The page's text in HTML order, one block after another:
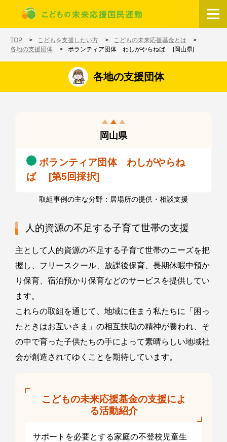
メインコンテンツに移動
TOP こどもを支援したい方
こどもの未来応援基金とは
各地の支援団体
ボランティア団体 わしがやらねば [岡山県]
各地の支援団体
岡山県
ボランティア団体 わしがやらね
ば [第5回採択]
取組事例の主な分野：居場所の提供・相談支援
人的資源の不足する子育て世帯の支援
主として人的資源の不足する子育て世帯のニーズを把
握し、フリースクール、放課後保育、長期休暇中預か
り保育、宿泊預かり保育などのサービスを提供してい
ます。
これらの取組を通じて、地域に住まう私たちに「困っ
たときはお互いさま」の相互扶助の精神が養われ、そ
の中で育った子供たちの手によって素晴らしい地域社
会が創造されてゆくことを期待しています。
こどもの未来応援基金の支援によ
る活動紹介
サポートを必要とする家庭の不登校児童生